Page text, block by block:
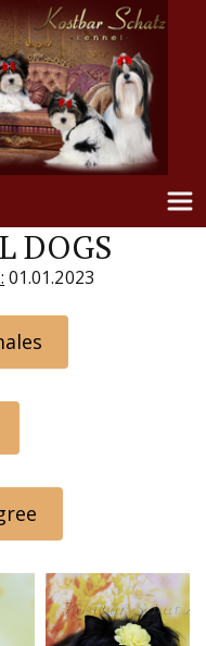
DOGS
01.01.2023